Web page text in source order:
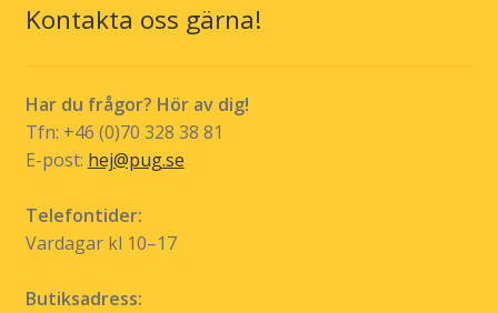
väljas
Kontakta oss gärna!
Har du frågor? Hör av dig!
Tfn: +46 (0)70 328 38 81
E-post: hej@pug.se
Telefontider:
Vardagar kl 10–17
Butiksadress: